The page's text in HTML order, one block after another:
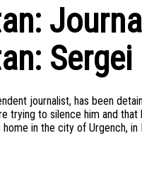
journalist, has been
trying to silence him and
in the city of Urgench,